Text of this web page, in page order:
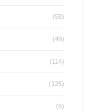
(58)
(49)
(114)
(125)
(6)